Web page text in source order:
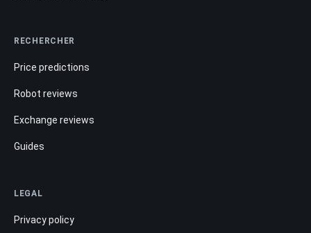
RECHERCHER
Price predictions
Robot reviews
Exchange reviews
Guides
LEGAL
Privacy policy